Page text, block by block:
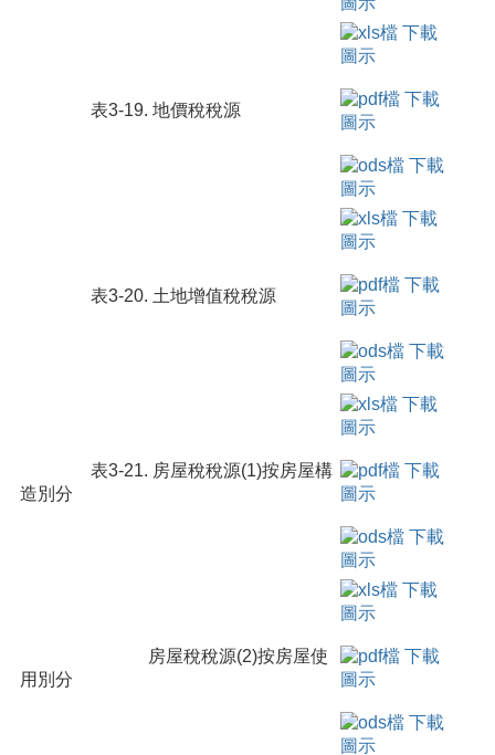
表3-19. 地價稅稅源
表3-20. 土地增值稅稅源
表3-21. 房屋稅稅源(1)按房屋構
造別分
房屋稅稅源(2)按房屋使
用別分